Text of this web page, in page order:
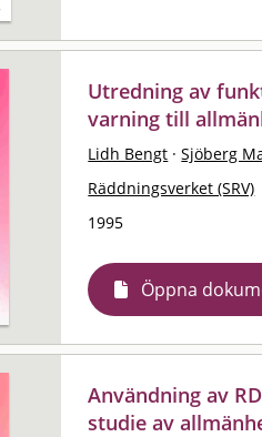
Utredning av
varning till
Lidh Bengt · Sjöberg
Räddningsverket (SRV)
1995
Öppna
Användning av
studie av